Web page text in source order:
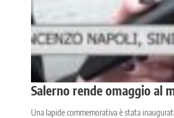
Salerno rende omaggio al
Una lapide commemorativa è stata